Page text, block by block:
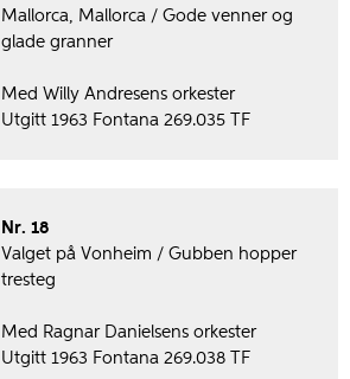
Mallorca, Mallorca / Gode venner og
glade granner
Med Willy Andresens orkester
Utgitt 1963 Fontana 269.035 TF
Nr. 18
Valget på Vonheim / Gubben hopper
tresteg
Med Ragnar Danielsens orkester
Utgitt 1963 Fontana 269.038 TF